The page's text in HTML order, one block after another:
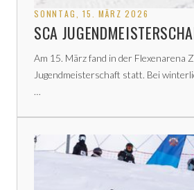
SONNTAG, 15. MÄRZ 2026
SCA
Am 15. März fand in der Flexenarena
Jugendmeisterschaft statt. Bei
…